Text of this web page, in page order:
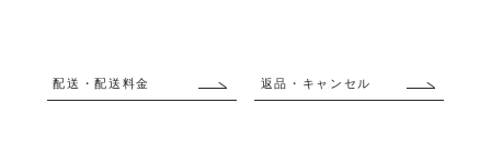
配送・配送料金 返品・キャンセル